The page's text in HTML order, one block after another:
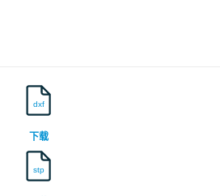
dxf
下载
stp